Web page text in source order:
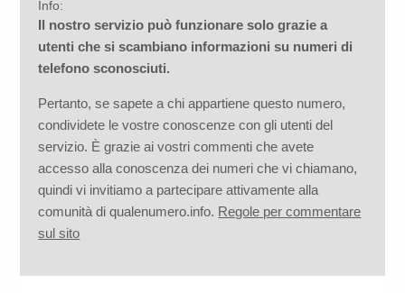
Info:
Il nostro servizio può funzionare solo grazie a
utenti che si scambiano informazioni su numeri di
telefono sconosciuti.
Pertanto, se sapete a chi appartiene questo numero,
condividete le vostre conoscenze con gli utenti del
servizio. È grazie ai vostri commenti che avete
accesso alla conoscenza dei numeri che vi chiamano,
quindi vi invitiamo a partecipare attivamente alla
comunità di qualenumero.info. Regole per commentare
sul sito